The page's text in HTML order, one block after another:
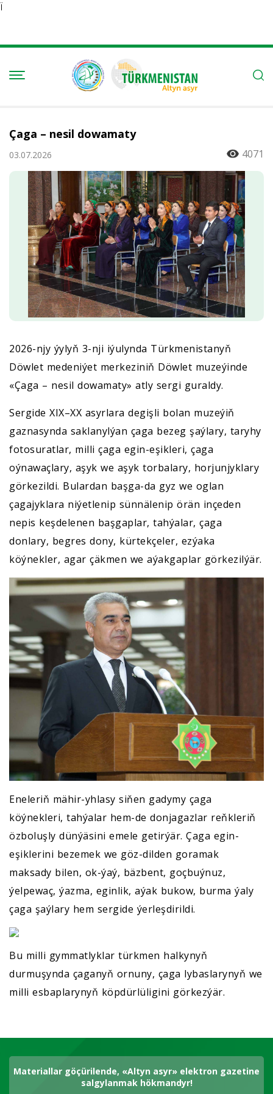
Ï
Çaga – nesil dowamaty
03.07.2026 4071
2026-njy ýylyň 3-nji iýulynda Türkmenistanyň
Döwlet medeniýet merkeziniň Döwlet muzeýinde
«Çaga – nesil dowamaty» atly sergi guraldy.
Sergide XIX–XX asyrlara degişli bolan muzeýiň
gaznasynda saklanylýan çaga bezeg şaýlary, taryhy
fotosuratlar, milli çaga egin-eşikleri, çaga
oýnawaçlary, aşyk we aşyk torbalary, horjunjyklary
görkezildi. Bulardan başga-da gyz we oglan
çagajyklara niýetlenip sünnälenip örän inçeden
nepis keşdelenen başgaplar, tahýalar, çaga
donlary, begres dony, kürtekçeler, ezýaka
köýnekler, agar çäkmen we aýakgaplar görkezilýär.
Eneleriň mähir-yhlasy siňen gadymy çaga
köýnekleri, tahýalar hem-de donjagazlar reňkleriň
özboluşly dünýäsini emele getirýär. Çaga egin-
eşiklerini bezemek we göz-dilden goramak
maksady bilen, ok-ýaý, bäzbent, goçbuýnuz,
ýelpewaç, ýazma, eginlik, aýak bukow, burma ýaly
çaga şaýlary hem sergide ýerleşdirildi.
Bu milli gymmatlyklar türkmen halkynyň
durmuşynda çaganyň ornuny, çaga lybaslarynyň we
milli esbaplarynyň köpdürlüligini görkezýär.
Materiallar göçürilende, «Altyn asyr» elektron gazetine
salgylanmak hökmandyr!